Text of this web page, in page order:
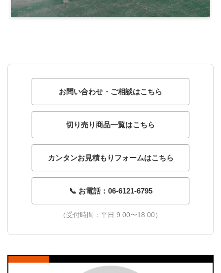
お問い合わせ・ご相談はこちら
切り売り商品一覧はこちら
カンタンお見積もりフォームはこちら
📞 お電話：06-6121-6795
（受付時間：平日 9:00〜18:00）